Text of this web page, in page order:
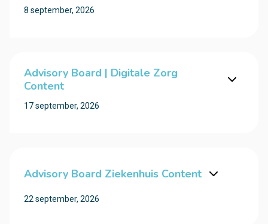
8 september, 2026
Advisory Board | Digitale Zorg
Content
17 september, 2026
Advisory Board Ziekenhuis Content
22 september, 2026